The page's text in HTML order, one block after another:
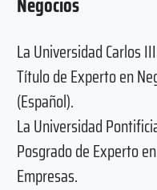
La Universidad Carlos
Título de Experto en
(Español).
La Universidad
Posgrado de Experto
Empresas.